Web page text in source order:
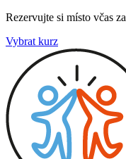
Rezervujte si místo včas
Vybrat kurz